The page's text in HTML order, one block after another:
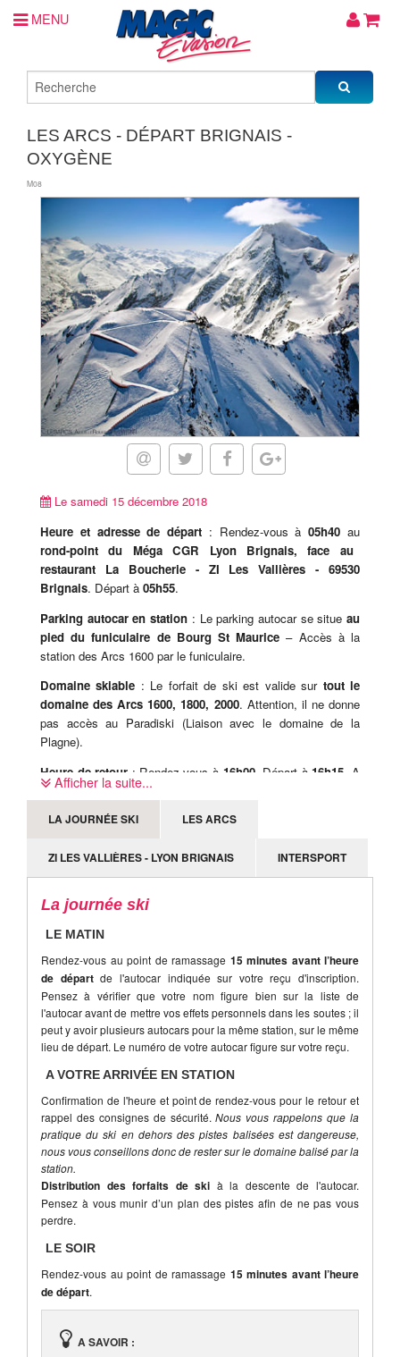
MENU
LES ARCS - DÉPART BRIGNAIS -
OXYGÈNE
M08
Le samedi 15 décembre 2018
Heure et adresse de départ : Rendez-vous à05h40 au
rond-point du Méga CGR Lyon Brignais, face au
restaurant La Boucherie - ZI Les Vallières - 69530
Brignais. Départ à 05h55.
Parking autocar en station : Le parking autocar se situeau
pied du funiculaire de Bourg St Maurice – Accès à la
station des Arcs 1600 par le funiculaire.
Domaine skiable : Le forfait de ski est valide sur tout le
domaine des Arcs 1600, 1800, 2000. Attention, il ne donne
pas accès au Paradiski (Liaison avec le domaine de la
Plagne).
Heure de retour : Rendez-vous à 16h00. Départ à16h15 . A
revalider sur place avec le coordinateur.
Afficher la suite...
LA JOURNÉE SKI LES ARCS
ZI LES VALLIÈRES - LYON BRIGNAIS INTERSPORT
La journée ski
LE MATIN
Rendez-vous au point de ramassage 15 minutes avant l’heure
de départde l'autocar indiquée sur votre reçu d'inscription.
Pensez à vérifier que votre nom figure bien sur la liste de
l'autocar avant de mettre vos effets personnels dans les soutes ; il
peut y avoir plusieurs autocars pour la même station, sur le même
lieu de départ. Le numéro de votre autocar figure sur votre reçu.
A VOTRE ARRIVÉE EN STATION
Confirmation de l'heure et point de rendez-vous pour le retour et
rappel des consignes de sécurité.Nous vous rappelons que la
pratique du ski en dehors des pistes balisées est dangereuse,
nous vous conseillons donc de rester sur le domaine balisé par la
station.
Distribution des forfaits de ski à la descente de l'autocar.
Pensez à vous munir d’un plan des pistes afin de ne pas vous
perdre.
LE SOIR
Rendez-vous au point de ramassage 15 minutes avant l’heure
de départ.
A SAVOIR :